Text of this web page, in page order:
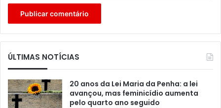
ÚLTIMAS NOTÍCIAS
20 anos da Lei Maria da Penha: a lei
avançou, mas feminicídio aumenta
pelo quarto ano seguido